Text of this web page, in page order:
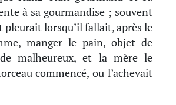
à sa gourmandise ; souvent
pleurait lorsqu’il fallait, après le
manger le pain, objet de
malheureux, et la mère le
commencé, ou l’achevait